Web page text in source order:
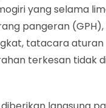
yang selama
pangeran
tatacara aturan
terkesan tidak